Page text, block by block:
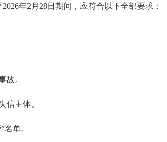
年2月28日期间，应符合以下全部要求：
故。
信主体。
单。